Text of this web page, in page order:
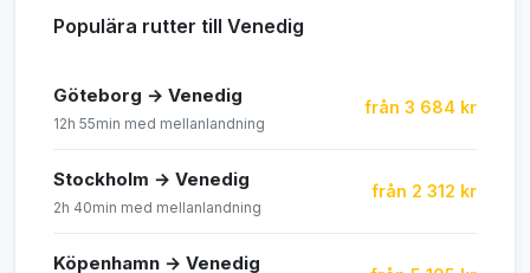
Populära rutter till Venedig
Göteborg → Venedig
12h 55min med mellanlandning
från 3 684 kr
Stockholm → Venedig
2h 40min med mellanlandning
från 2 312 kr
Köpenhamn → Venedig